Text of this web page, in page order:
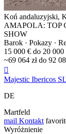
Koń andaluzyjski,
AMAPOLA: TOP
SHOW
Barok · Pokazy ·
15 000 € do 20 000
~69 064 zł do 92

Majestic Ibericos SL
DE
Martfeld
mail Kontakt
Wyróżnienie